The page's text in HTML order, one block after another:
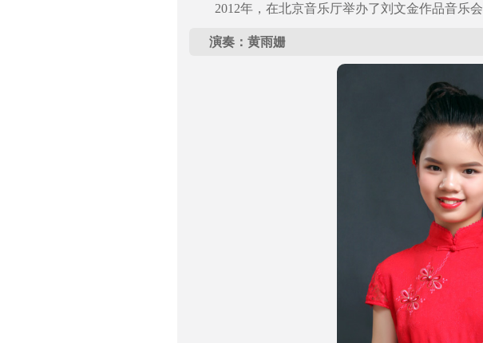
2012年，在北京音乐厅举办了刘文金作品音乐会
演奏：黄雨姗